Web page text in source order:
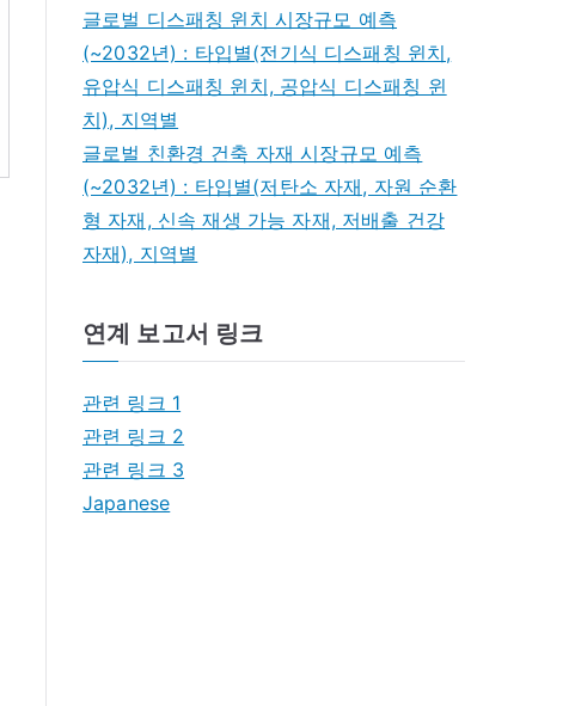
글로벌 디스패칭 윈치 시장규모 예측
(~2032년) : 타입별(전기식 디스패칭 윈치,
유압식 디스패칭 윈치, 공압식 디스패칭 윈
치), 지역별
글로벌 친환경 건축 자재 시장규모 예측
(~2032년) : 타입별(저탄소 자재, 자원 순환
형 자재, 신속 재생 가능 자재, 저배출 건강
자재), 지역별
연계 보고서 링크
관련 링크 1
관련 링크 2
관련 링크 3
Japanese